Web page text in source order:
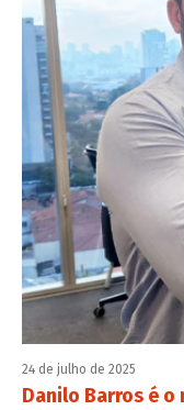
24 de julho de 2025
Danilo Barros é